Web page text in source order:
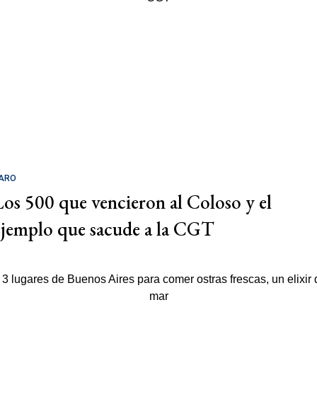
500 que vencieron al Coloso y el
que sacude a la CGT